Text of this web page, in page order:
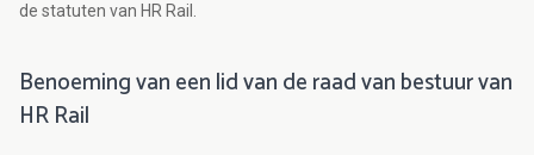
de statuten van HR Rail.
Benoeming van een lid van de raad van bestuur van
HR Rail